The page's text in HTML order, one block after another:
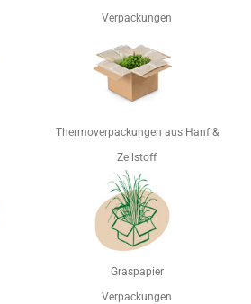
Verpackungen
Thermoverpackungen aus Hanf &
Zellstoff
Graspapier
Verpackungen